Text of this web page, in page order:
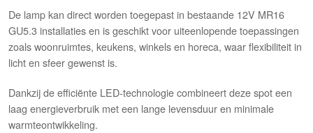
De lamp kan direct worden toegepast in bestaande 12V MR16
GU5.3 installaties en is geschikt voor uiteenlopende toepassingen
zoals woonruimtes, keukens, winkels en horeca, waar flexibiliteit in
licht en sfeer gewenst is.
Dankzij de efficiënte LED-technologie combineert deze spot een
laag energieverbruik met een lange levensduur en minimale
warmteontwikkeling.